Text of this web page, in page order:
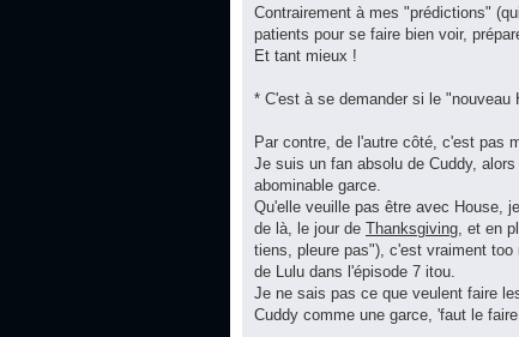
Contrairement à mes "prédictions"
patients pour se faire bien voir,
Et tant mieux !
* C'est à se demander si le
Par contre, de l'autre côté, c'est pas
Je suis un fan absolu de Cuddy,
abominable garce.
Qu'elle veuille pas être avec House,
de là, le jour de Thanksgiving, et en
tiens, pleure pas"), c'est vraiment
de Lulu dans l'épisode 7 itou.
Je ne sais pas ce que veulent faire
Cuddy comme une garce, 'faut le